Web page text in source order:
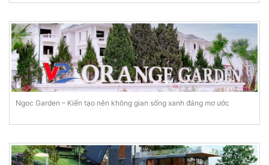
Ngoc Garden – Kiến tạo nên không gian sống xanh đáng mơ ước